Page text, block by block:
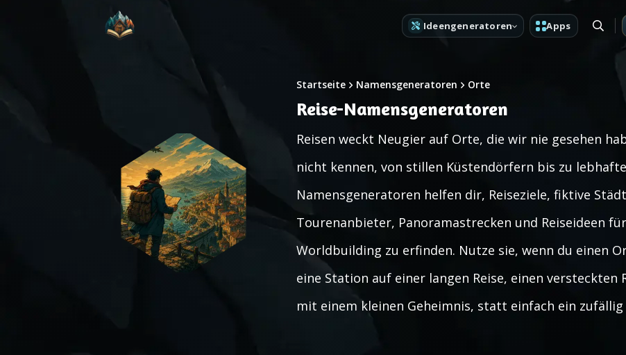
Ideengeneratoren Apps
Startseite Namensgeneratoren Orte
Reise-Namensgeneratoren
Reisen weckt Neugier auf Orte, die wir nie gesehen
nicht kennen, von stillen Küstendörfern bis zu
Namensgeneratoren helfen dir, Reiseziele, fiktive
Tourenanbieter, Panoramastrecken und Reiseideen
Worldbuilding zu erfinden. Nutze sie, wenn du einen
eine Station auf einer langen Reise, einen versteckten
mit einem kleinen Geheimnis, statt einfach ein